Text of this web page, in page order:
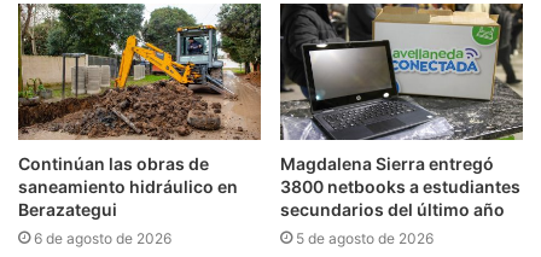
Continúan las obras de
saneamiento hidráulico en
Berazategui
6 de agosto de 2026
Magdalena Sierra entregó
3800 netbooks a estudiantes
secundarios del último año
5 de agosto de 2026